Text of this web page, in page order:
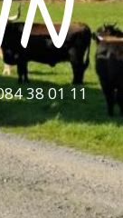
38 01 11